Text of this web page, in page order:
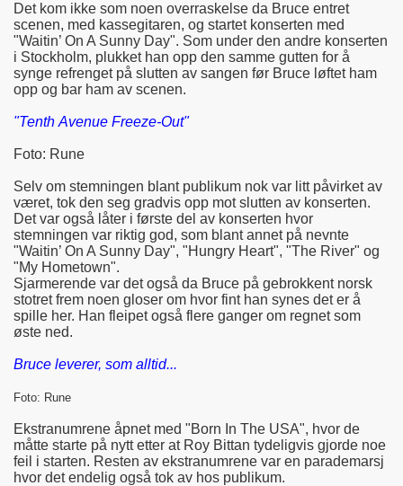
Det kom ikke som noen overraskelse da Bruce entret
scenen, med kassegitaren, og startet konserten med
"Waitin’ On A Sunny Day". Som under den andre konserten
i Stockholm, plukket han opp den samme gutten for å
synge refrenget på slutten av sangen før Bruce løftet ham
opp og bar ham av scenen.
"Tenth Avenue Freeze-Out"
Foto: Rune
Selv om stemningen blant publikum nok var litt påvirket av
været, tok den seg gradvis opp mot slutten av konserten.
Det var også låter i første del av konserten hvor
stemningen var riktig god, som blant annet på nevnte
"Waitin’ On A Sunny Day", "Hungry Heart", "The River" og
"My Hometown".
Sjarmerende var det også da Bruce på gebrokkent norsk
stotret frem noen gloser om hvor fint han synes det er å
spille her. Han fleipet også flere ganger om regnet som
øste ned.
Bruce leverer, som alltid...
Foto: Rune
Ekstranumrene åpnet med "Born In The USA", hvor de
måtte starte på nytt etter at Roy Bittan tydeligvis gjorde noe
feil i starten. Resten av ekstranumrene var en parademarsj
hvor det endelig også tok av hos publikum.